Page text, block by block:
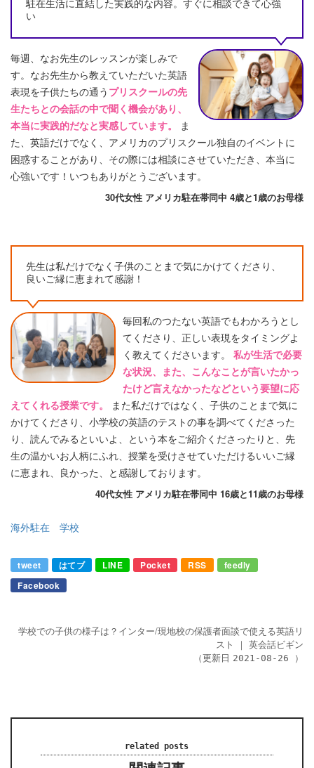
駐在生活に直結した実践的な内容。すぐに相談できて心強
い
毎週、なお先生のレッスンが楽しみで
す。なお先生から教えていただいた英語
表現を子供たちの通う プリスクールの先
生たちとの会話の中で聞く機会があり、
本当に実践的だなと実感しています。
ま
た、英語だけでなく、アメリカのプリスクール独自のイベントに
困惑することがあり、その際には相談にさせていただき、本当に
心強いです！いつもありがとうございます。
30代女性 アメリカ駐在帯同中 4歳と1歳のお母様
先生は私だけでなく子供のことまで気にかけてくださり、
良いご縁に恵まれて感謝！
毎回私のつたない英語でもわかろうとし
てくださり、正しい表現をタイミングよ
く教えてくださいます。 私が生活で必要
な状況、また、こんなことが言いたかっ
たけど言えなかったなどという要望に応
えてくれる授業です。
また私だけではなく、子供のことまで気に
かけてくださり、小学校の英語のテストの事を調べてくださった
り、読んでみるといいよ、という本をご紹介くださったりと、先
生の温かいお人柄にふれ、授業を受けさせていただけるいいご縁
に恵まれ、良かった、と感謝しております。
40代女性 アメリカ駐在帯同中 16歳と11歳のお母様
海外駐在 学校
tweet はてブ LINE Pocket RSS
feedly
Facebook
学校での子供の様子は？インター/現地校の保護者面談で使える英語リ
スト
｜ 英会話ビギン
（更新日 2021-08-26 ）
related posts